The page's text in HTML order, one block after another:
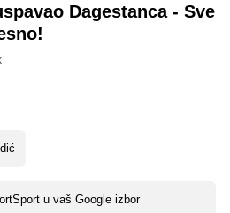
Dagestanca - Sve
u vaš Google izbor